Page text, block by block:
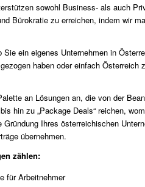
sowohl Business- als auch
Bürokratie zu erreichen, indem wir
Sie ein eigenes Unternehmen in
haben oder einfach
an Lösungen an, die von der
hin zu „Package Deals“ reichen,
Ihres österreichischen
übernehmen.
zählen:
für Arbeitnehmer